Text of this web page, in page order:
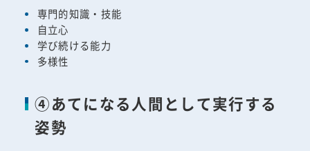
専門的知識・技能
自立心
学び続ける能力
多様性
④あてになる人間として実行する
姿勢